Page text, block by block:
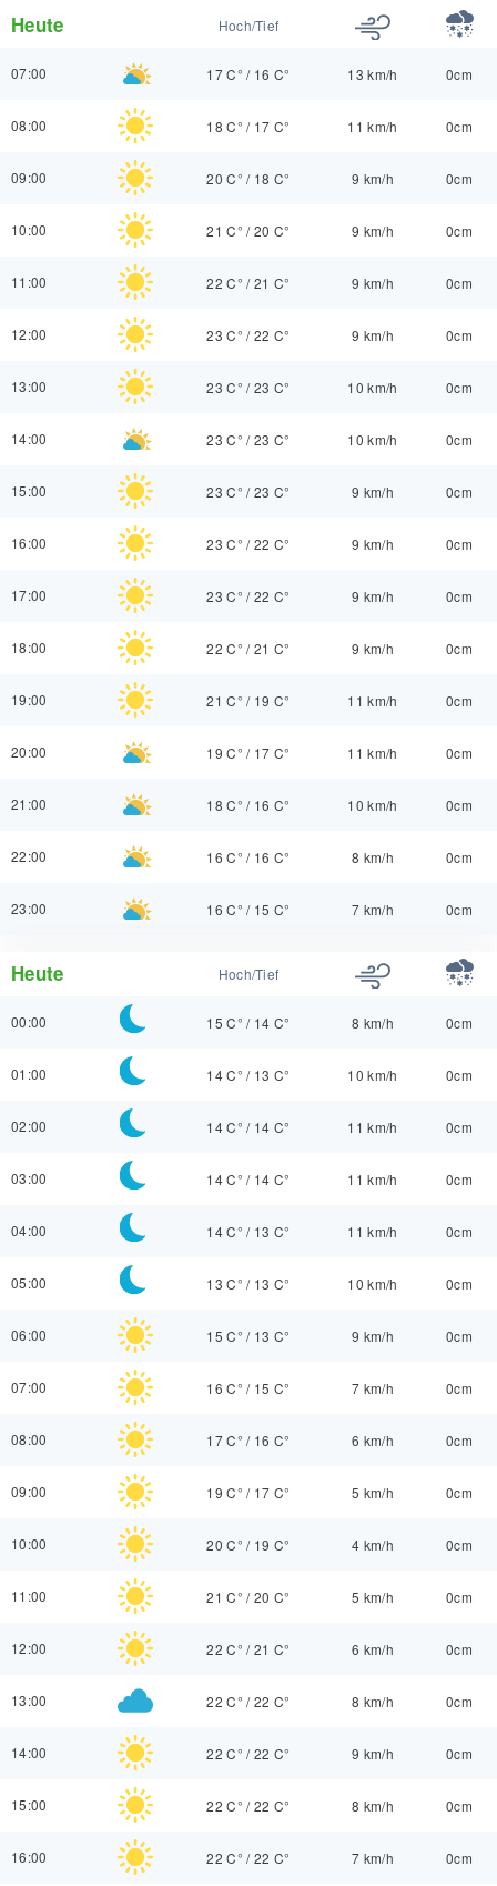
Heute Hoch/Tief
07:00 17 C° / 16 C° 13 km/h 0cm
08:00 18 C° / 17 C° 11 km/h 0cm
09:00 20 C° / 18 C° 9 km/h 0cm
10:00 21 C° /20 C° 9 km/h 0cm
11:00 22 C° /21 C° 9 km/h 0cm
12:00 23 C° /22 C° 9 km/h 0cm
13:00 23 C° /23 C° 10 km/h 0cm
14:00 23 C° /23 C° 10 km/h 0cm
15:00 23 C° /23 C° 9 km/h 0cm
16:00 23 C° /22 C° 9 km/h 0cm
17:00 23 C° /22 C° 9 km/h 0cm
18:00 22 C° /21 C° 9 km/h 0cm
19:00 21 C° / 19 C° 11 km/h 0cm
20:00 19 C° / 17 C° 11 km/h 0cm
21:00 18 C° / 16 C° 10 km/h 0cm
22:00 16 C° / 16 C° 8 km/h 0cm
23:00 16 C° / 15 C° 7 km/h 0cm
Heute Hoch/Tief
00:00 15 C° / 14 C° 8 km/h 0cm
01:00 14 C° / 13 C° 10 km/h 0cm
02:00 14 C° / 14 C° 11 km/h 0cm
03:00 14 C° / 14 C° 11 km/h 0cm
04:00 14 C° / 13 C° 11 km/h 0cm
05:00 13 C° / 13 C° 10 km/h 0cm
06:00 15 C° / 13 C° 9 km/h 0cm
07:00 16 C° / 15 C° 7 km/h 0cm
08:00 17 C° / 16 C° 6 km/h 0cm
09:00 19 C° / 17 C° 5 km/h 0cm
10:00 20 C° / 19 C° 4 km/h 0cm
11:00 21 C° /20 C° 5 km/h 0cm
12:00 22 C° /21 C° 6 km/h 0cm
13:00 22 C° /22 C° 8 km/h 0cm
14:00 22 C° /22 C° 9 km/h 0cm
15:00 22 C° /22 C° 8 km/h 0cm
16:00 22 C° /22 C° 7 km/h 0cm